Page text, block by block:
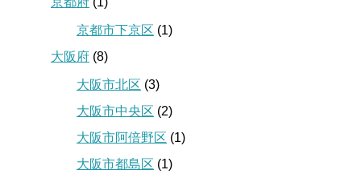
京都市下京区 (1)
大阪府 (8)
大阪市北区 (3)
大阪市中央区 (2)
大阪市阿倍野区 (1)
大阪市都島区 (1)